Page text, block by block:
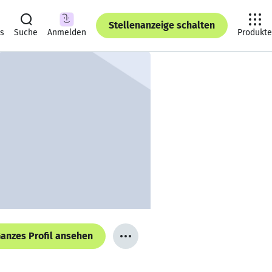
Suche Anmelden
Stellenanzeige schalten
Produkte
Profil ansehen